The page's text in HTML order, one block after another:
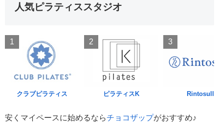
人気ピラティススタジオ
1
クラブピラティス
2
ピラティスK
3
Rintosull
安くマイペースに始めるならチョコザップがおすすめ♪